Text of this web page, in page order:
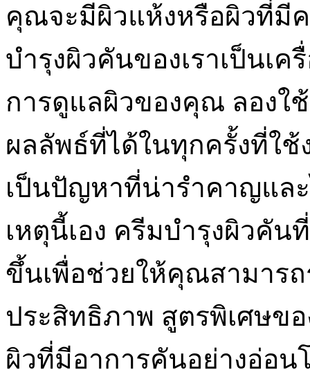
คุณจะมีผิวแห้งหรือผิวที่มีค
บำรุงผิวคันของเราเป็นเ
การดูแลผิวของคุณ ลองใ
ผลลัพธ์ที่ได้ในทุกครั้งที่ใ
เป็นปัญหาที่น่ารำคาญแล
เหตุนี้เอง ครีมบำรุงผิวคั
ขึ้นเพื่อช่วยให้คุณสามาร
ประสิทธิภาพ สูตรพิเศษข
ผิวที่มีอาการคันอย่างอ่อ